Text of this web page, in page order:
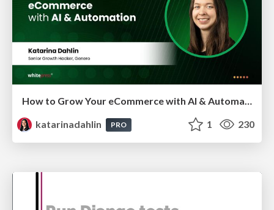
How to Grow Your eCommerce with AI & Automation
katarinadahlin
PRO 1 230